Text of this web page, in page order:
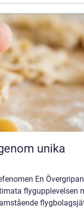
unika
En
flygupplevelsen